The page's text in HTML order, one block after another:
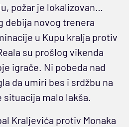
požar je lokalizovan…
debija novog trenera
u Kupu kralja protiv
su prošlog vikenda
igrače. Ni pobeda nad
da umiri bes i srdžbu na
situacija malo lakša.
Kraljevića protiv Monaka